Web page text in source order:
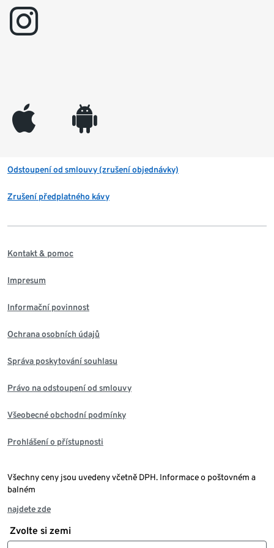
instagram
appleinc android
Odstoupení od smlouvy (zrušení objednávky)
Zrušení předplatného kávy
Kontakt & pomoc
Impresum
Informační povinnost
Ochrana osobních údajů
Správa poskytování souhlasu
Právo na odstoupení od smlouvy
Všeobecné obchodní podmínky
Prohlášení o přístupnosti
Všechny ceny jsou uvedeny včetně DPH. Informace o poštovném a
balném
najdete zde
Zvolte si zemi